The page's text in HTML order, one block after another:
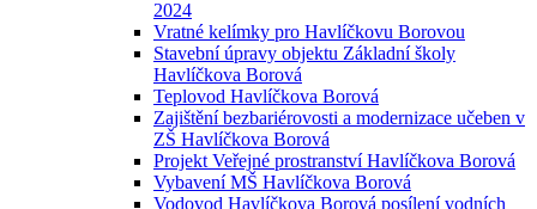
2024
Vratné kelímky pro Havlíčkovu Borovou
Stavební úpravy objektu Základní školy
Havlíčkova Borová
Teplovod Havlíčkova Borová
Zajištění bezbariérovosti a modernizace učeben v
ZŠ Havlíčkova Borová
Projekt Veřejné prostranství Havlíčkova Borová
Vybavení MŠ Havlíčkova Borová
Vodovod Havlíčkova Borová posílení vodních